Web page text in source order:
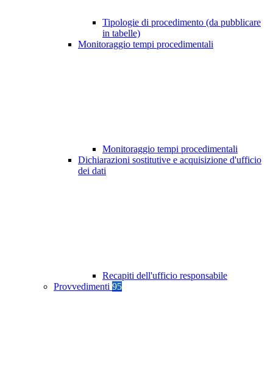
Tipologie di procedimento (da pubblicare
in tabelle)
Monitoraggio tempi procedimentali
Monitoraggio tempi procedimentali
Dichiarazioni sostitutive e acquisizione d'ufficio
dei dati
Recapiti dell'ufficio responsabile
Provvedimenti 95